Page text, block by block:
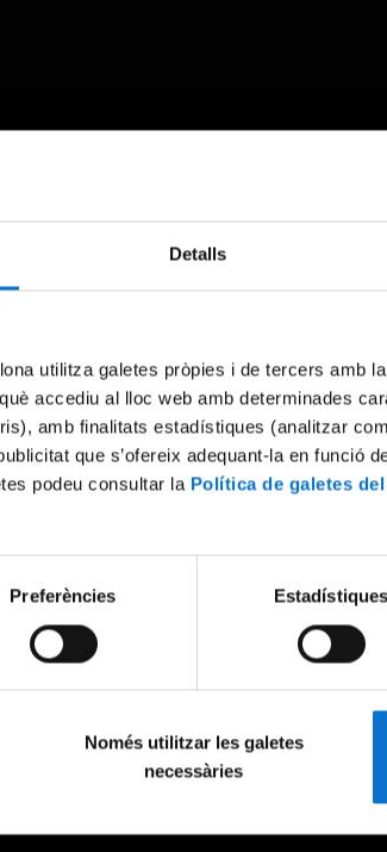
Detalls
utilitza galetes pròpies i de tercers amb
accediu al lloc web amb determinades
amb finalitats estadístiques (analitzar
que s’ofereix adequant-la en funció
podeu consultar la Política de galetes
Preferències Estadístiques
Només utilitzar les galetes
necessàries
Something went wrong
Try again